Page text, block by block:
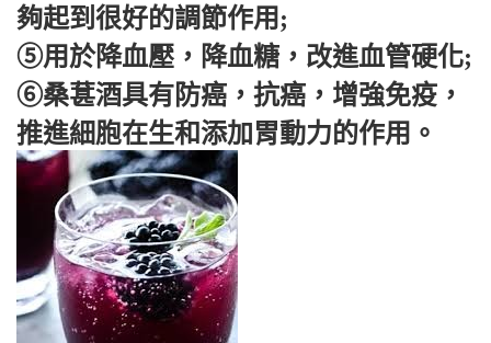
夠起到很好的調節作用;
⑤用於降血壓，降血糖，改進血管硬化;
⑥桑葚酒具有防癌，抗癌，增強免疫，
推進細胞在生和添加胃動力的作用。